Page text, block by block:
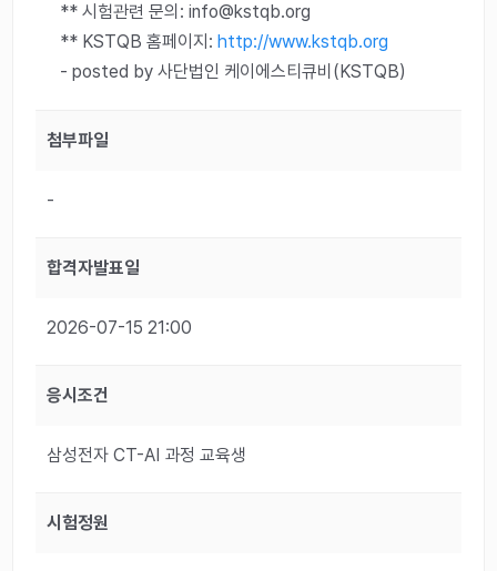
** 시험관련 문의: info@kstqb.org
** KSTQB 홈페이지: http://www.kstqb.org
- posted by 사단법인 케이에스티큐비(KSTQB)
첨부파일
-
합격자발표일
2026-07-15 21:00
응시조건
삼성전자 CT-AI 과정 교육생
시험정원